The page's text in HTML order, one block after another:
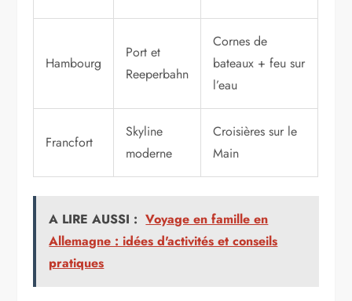
Hambourg
Port et
Reeperbahn
Cornes de
bateaux + feu sur
l’eau
Francfort
Skyline
moderne
Croisières sur le
Main
A LIRE AUSSI : Voyage en famille en
Allemagne : idées d'activités et conseils
pratiques